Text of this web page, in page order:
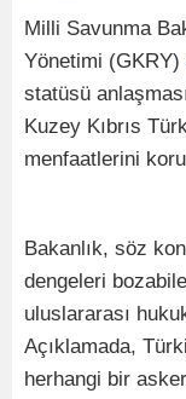
Milli Savunma
Yönetimi (GKRY)
statüsü
Kuzey Kıbrıs
menfaatlerini
Bakanlık, söz
dengeleri
uluslararası
Açıklamada,
herhangi bir